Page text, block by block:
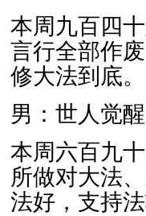
本周九百四
言行全部作
修大法到底。
男：世人觉醒
本周六百九
所做对大法
法好，支持